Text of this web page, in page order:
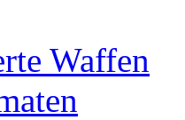
Waffen